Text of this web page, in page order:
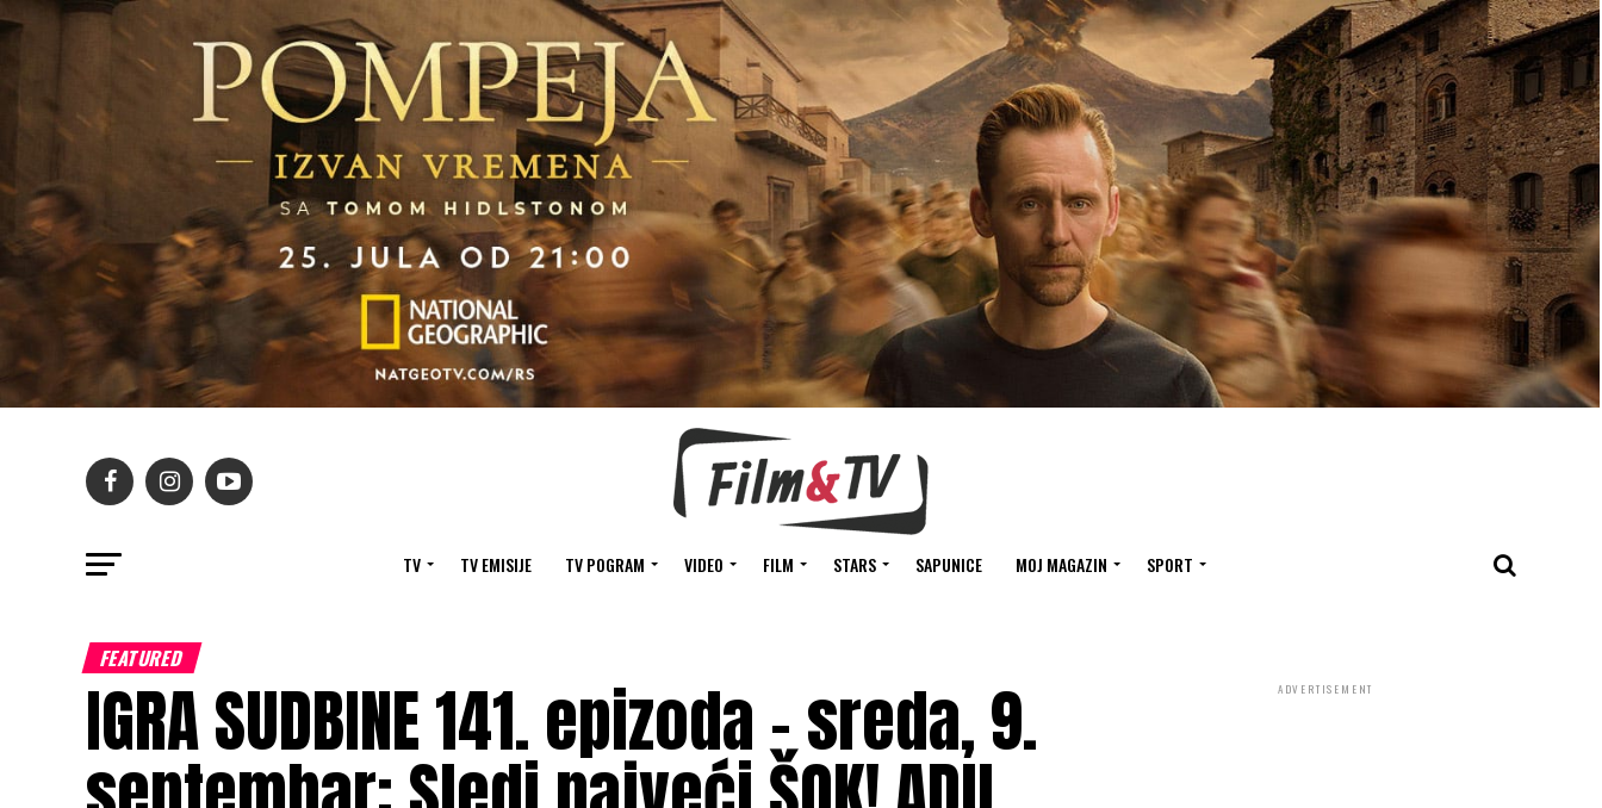
TV TV EMISIJE TV POGRAM VIDEO FILM STARS SAPUNICE MOJ MAGAZIN SPORT
FEATURED
IGRA SUDBINE 141. epizoda – sreda, 9. ADVERTISEMENT